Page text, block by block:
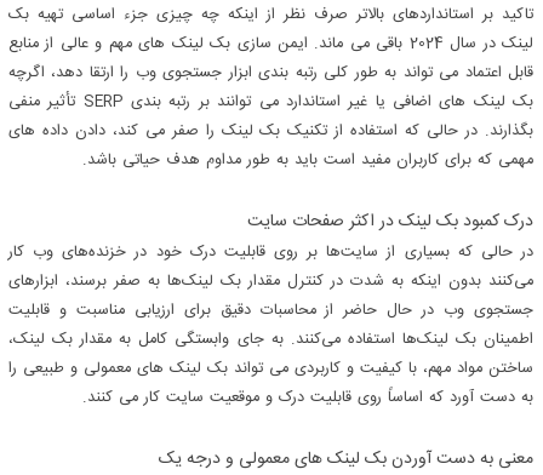
تاکید بر استانداردهای بالاتر صرف نظر از اینکه چه چیزی جزء اساسی تهیه بک
لینک در سال 2024 باقی می ماند. ایمن سازی بک لینک های مهم و عالی از منابع
قابل اعتماد می تواند به طور کلی رتبه بندی ابزار جستجوی وب را ارتقا دهد، اگرچه
بک لینک های اضافی یا غیر استاندارد می توانند بر رتبه بندی SERP تأثیر منفی
بگذارند. در حالی که استفاده از تکنیک بک لینک را صفر می کند، دادن داده های
مهمی که برای کاربران مفید است باید به طور مداوم هدف حیاتی باشد.
درک کمبود بک لینک در اکثر صفحات سایت
در حالی که بسیاری از سایت‌ها بر روی قابلیت درک خود در خزنده‌های وب کار
می‌کنند بدون اینکه به شدت در کنترل مقدار بک لینک‌ها به صفر برسند، ابزارهای
جستجوی وب در حال حاضر از محاسبات دقیق برای ارزیابی مناسبت و قابلیت
اطمینان بک لینک‌ها استفاده می‌کنند. به جای وابستگی کامل به مقدار بک لینک،
ساختن مواد مهم، با کیفیت و کاربردی می تواند بک لینک های معمولی و طبیعی را
به دست آورد که اساساً روی قابلیت درک و موقعیت سایت کار می کنند.
معنی به دست آوردن بک لینک های معمولی و درجه یک